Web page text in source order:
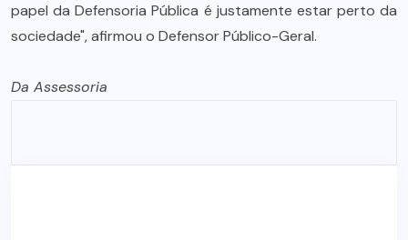
papel da Defensoria Pública é justamente estar perto da
sociedade", afirmou o Defensor Público-Geral.
Da Assessoria